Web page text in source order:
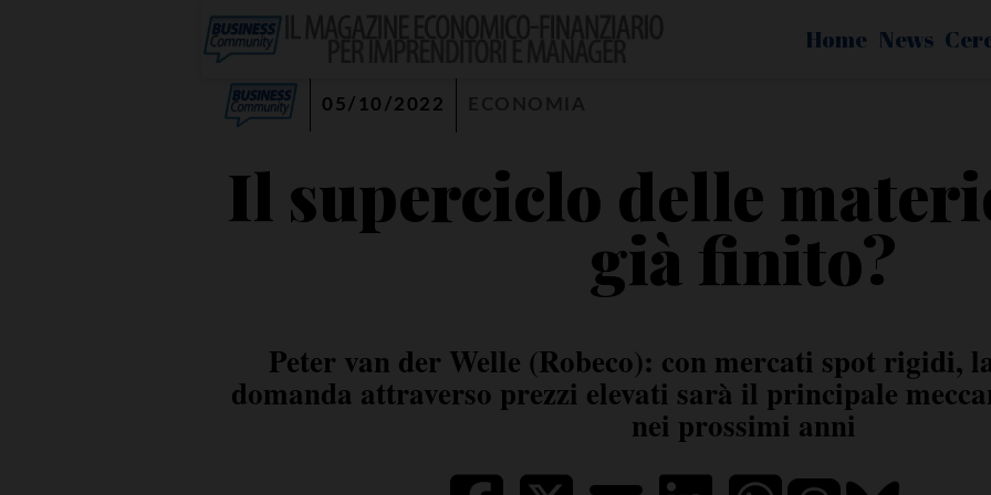
Home News
05/10/2022
Il superciclo delle
già finito?
Peter van der Welle (Robeco): con mercati spot rigidi,
domanda attraverso prezzi elevati sarà il principale
nei prossimi anni